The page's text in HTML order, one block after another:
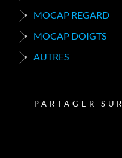
MOCAP REGARD
MOCAP DOIGTS
AUTRES
PARTAGER SUR